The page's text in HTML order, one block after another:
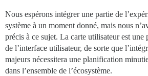
Nous espérons intégrer une partie de
système à un moment donné, mais nous
précis à ce sujet. La carte utilisateur est une
de l’interface utilisateur, de sorte que
majeurs nécessitera une planification
dans l’ensemble de l’écosystème.